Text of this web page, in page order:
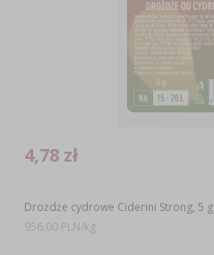
Drożdże cydrowe Ciderini Strong, 5 g
4,78 zł
956,00 PLN/kg